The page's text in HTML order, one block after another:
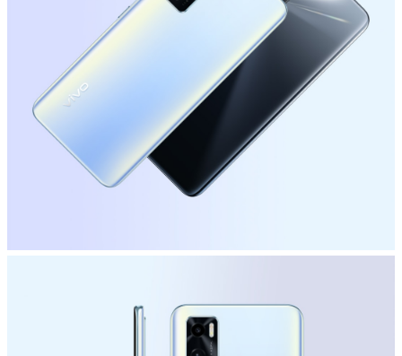
Polska | Wybierz kraj/region